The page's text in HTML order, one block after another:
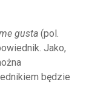
gusta (pol.
Jako,
będzie